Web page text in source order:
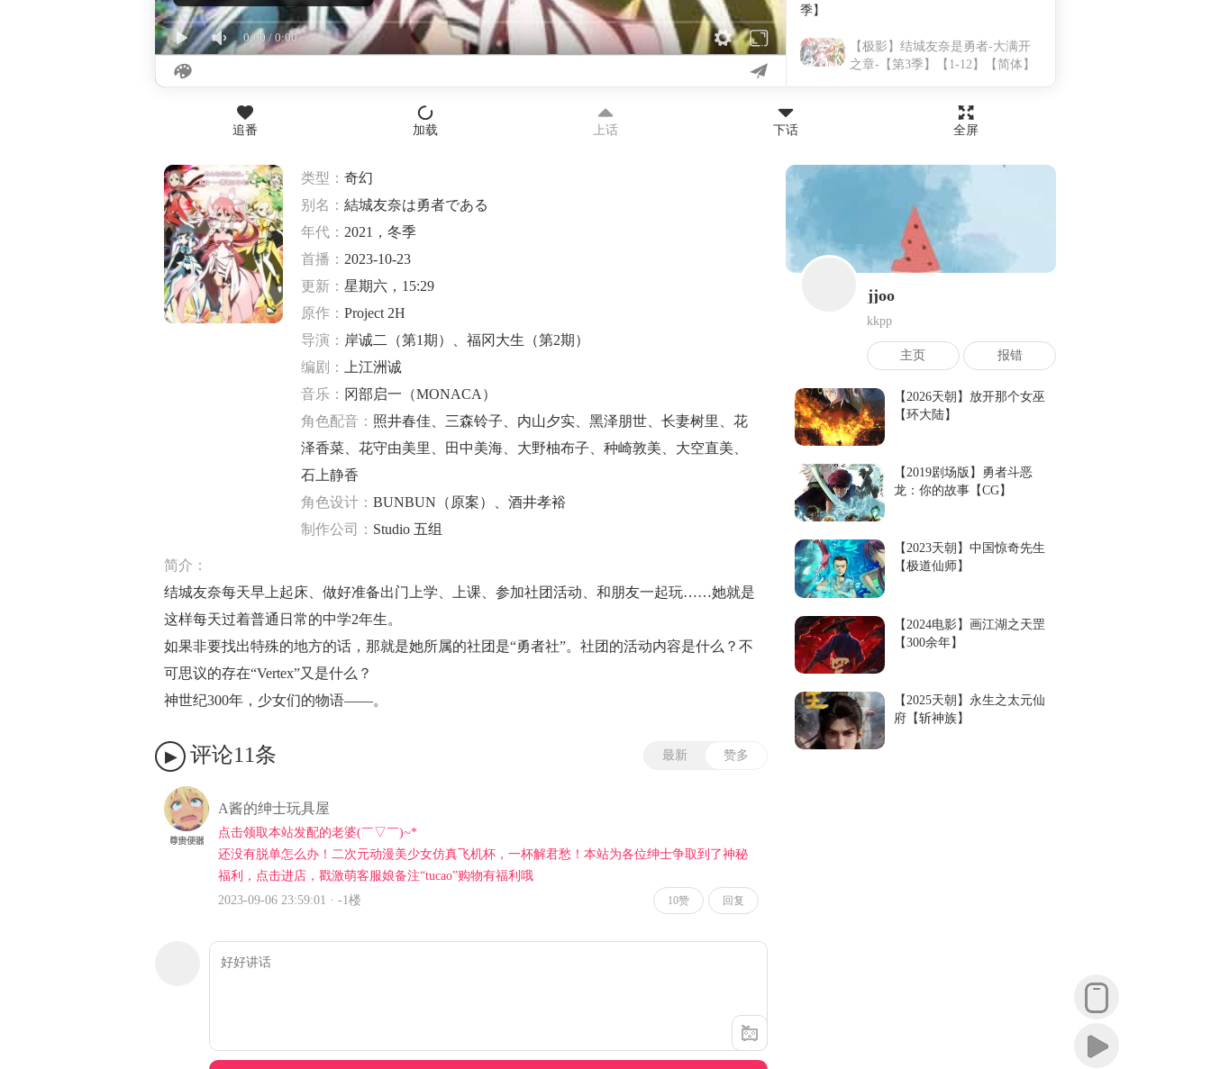
0:00/ 0:00
季】
【极影】结城友奈是勇者-大满开
之章-【第3季】【1-12】【简体】
追番 加载 上话 下话 全屏
jjoo
kkpp
主页 报错
【2026天朝】放开那个女巫
【环大陆】
【2019剧场版】勇者斗恶
龙：你的故事【CG】
【2023天朝】中国惊奇先生
【极道仙师】
【2024电影】画江湖之天罡
【300余年】
【2025天朝】永生之太元仙
府【斩神族】
类型： 奇幻
别名： 結城友奈は勇者である
年代： 2021，冬季
首播： 2023-10-23
更新： 星期六，15:29
原作： Project 2H
导演： 岸诚二（第1期）、福冈大生（第2期）
编剧：
上江洲诚
音乐： 冈部启一（MONACA）
角色配音： 照井春佳 三森铃子 内山夕实 黑泽朋世 长妻树里
花
泽香菜
花守由美里 田中美海 大野柚布子 种崎敦美 大空直美
石上静香
角色设计： BUNBUN（原案）、酒井孝裕
制作公司： Studio 五组
简介：
结城友奈每天早上起床、做好准备出门上学、上课、参加社团活动、和朋友一起玩……她就是
这样每天过着普通日常的中学2年生。
如果非要找出特殊的地方的话，那就是她所属的社团是“勇者社”。社团的活动内容是什么？不
可思议的存在“Vertex”又是什么？
神世纪300年，少女们的物语——。